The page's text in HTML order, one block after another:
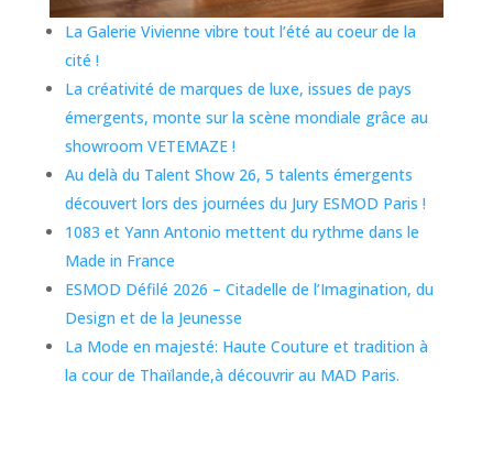
La Galerie Vivienne vibre tout l’été au coeur de la
cité !
La créativité de marques de luxe, issues de pays
émergents, monte sur la scène mondiale grâce au
showroom VETEMAZE !
Au delà du Talent Show 26, 5 talents émergents
découvert lors des journées du Jury ESMOD Paris !
1083 et Yann Antonio mettent du rythme dans le
Made in France
ESMOD Défilé 2026 – Citadelle de l’Imagination, du
Design et de la Jeunesse
La Mode en majesté: Haute Couture et tradition à
la cour de Thaïlande,à découvrir au MAD Paris.